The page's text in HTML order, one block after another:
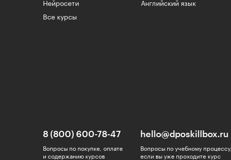
Нейросети
Английский язык
Все курсы
8 (800) 600-78-47
Вопросы по покупке, оплате
и содержанию курсов
hello@dposkillbox.ru
Вопросы по учебному процессу,
если вы уже проходите курс